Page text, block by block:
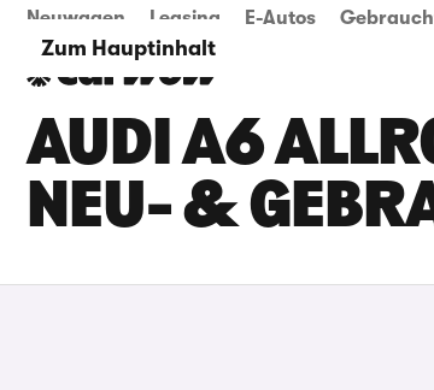
Zum Hauptinhalt
Neuwagen Leasing E-Autos
AUDI A6
EU- &